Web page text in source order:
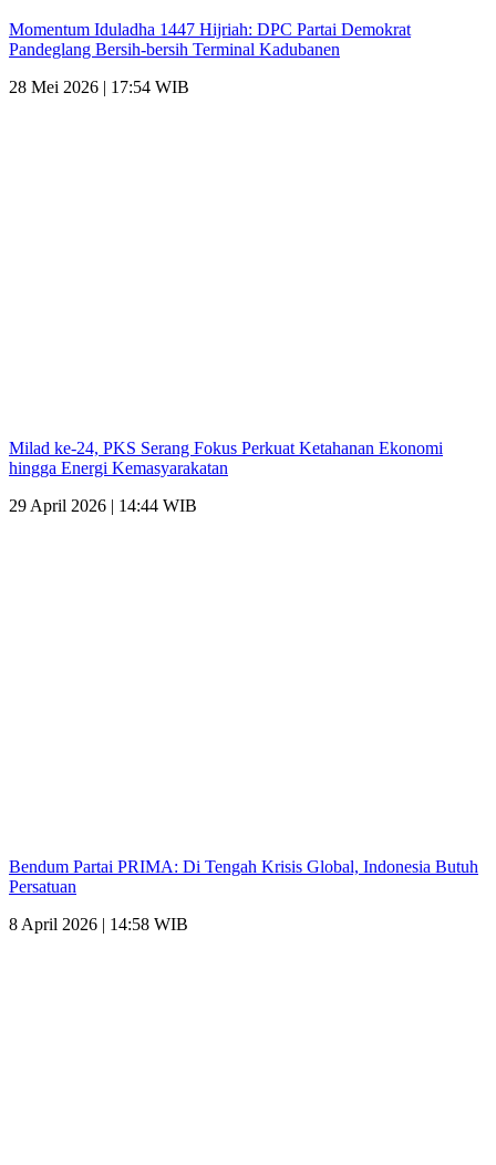
Momentum Iduladha 1447 Hijriah: DPC Partai Demokrat
Pandeglang Bersih-bersih Terminal Kadubanen
28 Mei 2026 | 17:54 WIB
Milad ke-24, PKS Serang Fokus Perkuat Ketahanan Ekonomi
hingga Energi Kemasyarakatan
29 April 2026 | 14:44 WIB
Bendum Partai PRIMA: Di Tengah Krisis Global, Indonesia Butuh
Persatuan
8 April 2026 | 14:58 WIB